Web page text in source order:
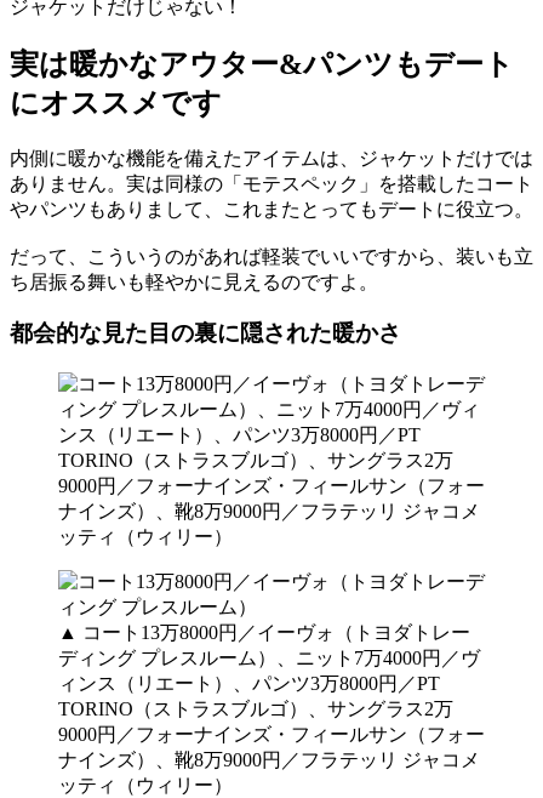
ジャケットだけじゃない！
実は暖かなアウター&パンツもデート
にオススメです
内側に暖かな機能を備えたアイテムは、ジャケットだけでは
ありません。実は同様の「モテスペック」を搭載したコート
やパンツもありまして、これまたとってもデートに役立つ。
だって、こういうのがあれば軽装でいいですから、装いも立
ち居振る舞いも軽やかに見えるのですよ。
都会的な見た目の裏に隠された暖かさ
▲ コート13万8000円／イーヴォ（トヨダトレー
ディング プレスルーム）、ニット7万4000円／ヴ
ィンス（リエート）、パンツ3万8000円／PT
TORINO（ストラスブルゴ）、サングラス2万
9000円／フォーナインズ・フィールサン（フォー
ナインズ）、靴8万9000円／フラテッリ ジャコメ
ッティ（ウィリー）